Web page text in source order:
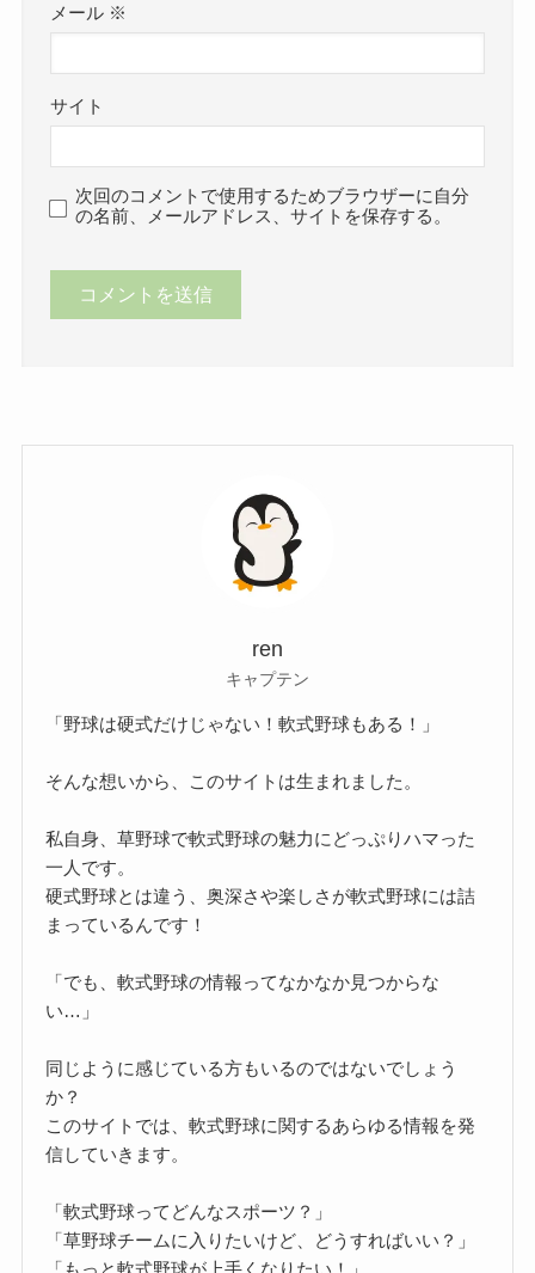
メール ※
サイト
次回のコメントで使用するためブラウザーに自分
の名前、メールアドレス、サイトを保存する。
ren
キャプテン
「野球は硬式だけじゃない！軟式野球もある！」
そんな想いから、このサイトは生まれました。
私自身、草野球で軟式野球の魅力にどっぷりハマった
一人です。
硬式野球とは違う、奥深さや楽しさが軟式野球には詰
まっているんです！
「でも、軟式野球の情報ってなかなか見つからな
い…」
同じように感じている方もいるのではないでしょう
か？
このサイトでは、軟式野球に関するあらゆる情報を発
信していきます。
「軟式野球ってどんなスポーツ？」
「草野球チームに入りたいけど、どうすればいい？」
「もっと軟式野球が上手くなりたい！」